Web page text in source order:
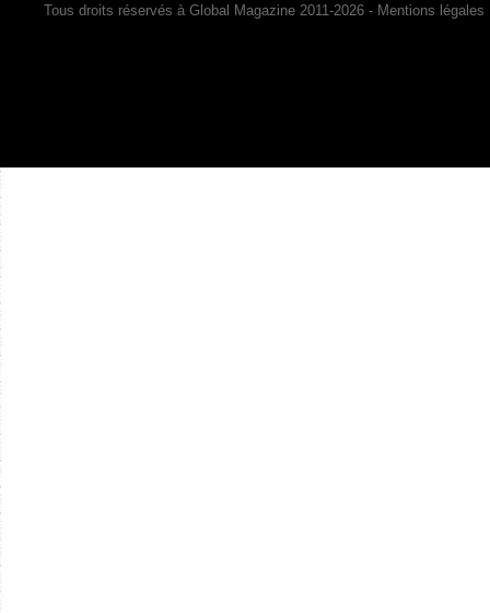
Tous droits réservés à Global Magazine 2011-2026 - Mentions légales